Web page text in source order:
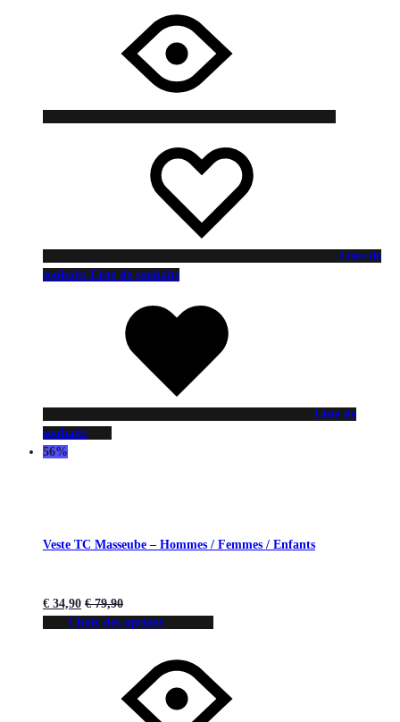
Liste de
souhaits Liste de souhaits
Liste de
souhaits
56%
Veste TC Masseube – Hommes / Femmes / Enfants
€ 34,90 €79,90
Choix des options